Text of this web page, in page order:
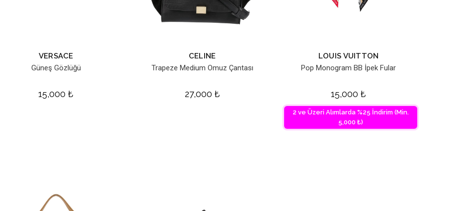
VERSACE
Güneş Gözlüğü
15,000₺
CELINE
Trapeze Medium Omuz Çantası
27,000 ₺
LOUIS VUITTON
Pop Monogram BB İpek Fular
15,000₺
2 ve Üzeri Alımlarda %25 İndirim (Min.
5,000 ₺)